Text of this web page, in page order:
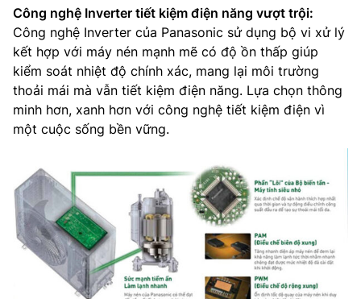
Công nghệ Inverter tiết kiệm điện năng vượt trội:
Công nghệ Inverter của Panasonic sử dụng bộ vi xử lý
kết hợp với máy nén mạnh mẽ có độ ồn thấp giúp
kiểm soát nhiệt độ chính xác, mang lại môi trường
thoải mái mà vẫn tiết kiệm điện năng. Lựa chọn thông
minh hơn, xanh hơn với công nghệ tiết kiệm điện vì
một cuộc sống bền vững.